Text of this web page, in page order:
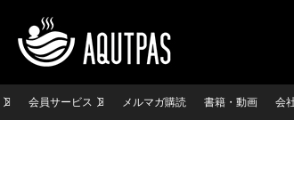
会員サービス メルマガ購読 書籍・動画 会